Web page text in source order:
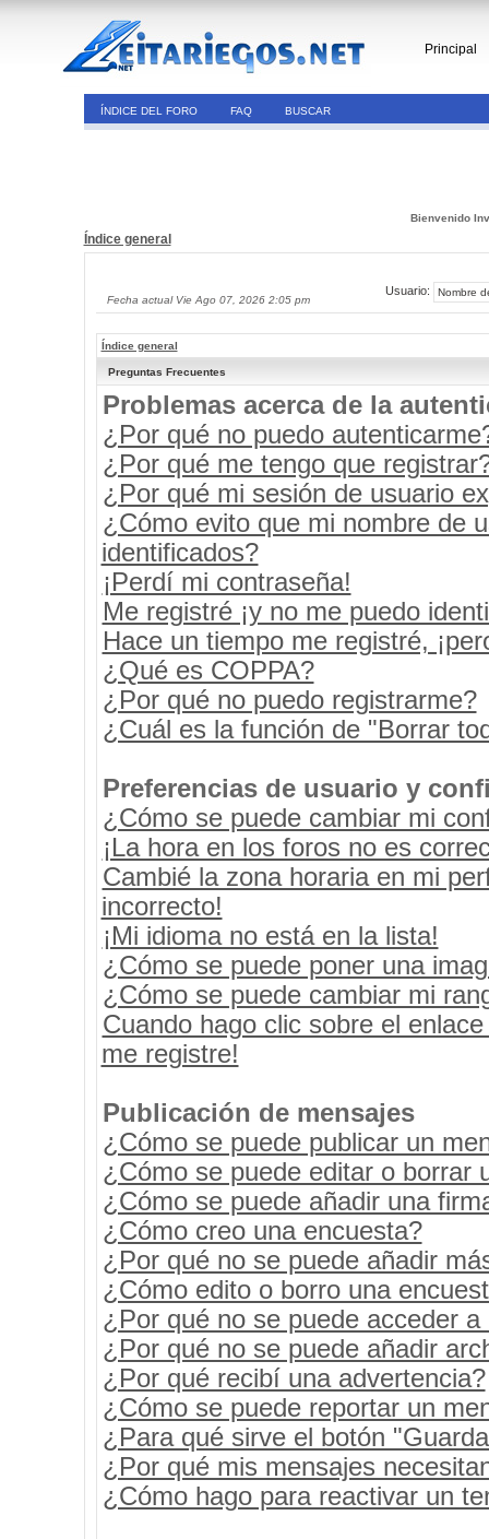
Principal
ÍNDICE DEL FORO FAQ BUSCAR
Bienvenido
Índice general
Fecha actual Vie Ago 07, 2026 2:05 pm
Usuario:
Índice general
Preguntas Frecuentes
Problemas acerca de la
¿Por qué no puedo
¿Por qué me tengo que
¿Por qué mi sesión de usuario
¿Cómo evito que mi nombre de
identificados?
¡Perdí mi contraseña!
Me registré ¡y no me puedo
Hace un tiempo me registré,
¿Qué es COPPA?
¿Por qué no puedo registrarme?
¿Cuál es la función de "Borrar
Preferencias de usuario y
¿Cómo se puede cambiar mi
¡La hora en los foros no es
Cambié la zona horaria en mi
incorrecto!
¡Mi idioma no está en la lista!
¿Cómo se puede poner una
¿Cómo se puede cambiar mi
Cuando hago clic sobre el
me registre!
Publicación de mensajes
¿Cómo se puede publicar un
¿Cómo se puede editar o borrar
¿Cómo se puede añadir una
¿Cómo creo una encuesta?
¿Por qué no se puede añadir
¿Cómo edito o borro una
¿Por qué no se puede acceder a
¿Por qué no se puede añadir
¿Por qué recibí una advertencia?
¿Cómo se puede reportar un
¿Para qué sirve el botón
¿Por qué mis mensajes
¿Cómo hago para reactivar un